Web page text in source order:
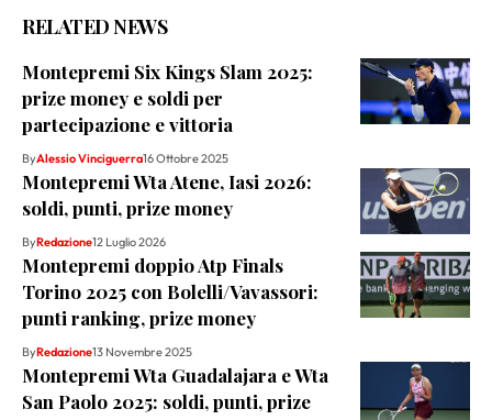
RELATED NEWS
Montepremi Six Kings Slam 2025:
prize money e soldi per
partecipazione e vittoria
ByAlessio Vinciguerra16 Ottobre 2025
Montepremi Wta Atene, Iasi 2026:
soldi, punti, prize money
ByRedazione12 Luglio 2026
Montepremi doppio Atp Finals
Torino 2025 con Bolelli/Vavassori:
punti ranking, prize money
ByRedazione13 Novembre 2025
Montepremi Wta Guadalajara e Wta
San Paolo 2025: soldi, punti, prize